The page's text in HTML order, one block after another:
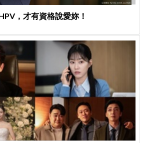
，才有資格說愛妳！